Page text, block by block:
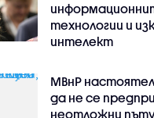
технологии и
интелект
МВнР
да не се
неотложни